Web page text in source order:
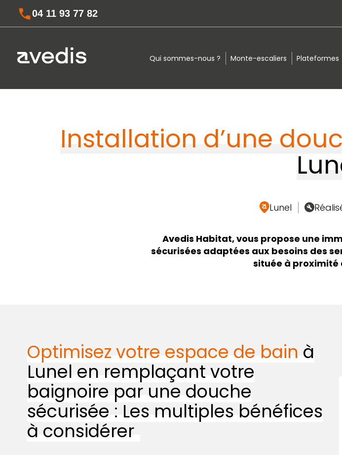
04 11 93 77 82
Qui sommes-nous ? Monte-escaliers Plateformes
Installation d’une
Lunel
Avedis Habitat, vous propose une
sécurisées adaptées aux besoins des
située à proximité
Optimisez votre espace de bain à
Lunel en remplaçant votre
baignoire par une douche
sécurisée : Les multiples bénéfices
à considérer